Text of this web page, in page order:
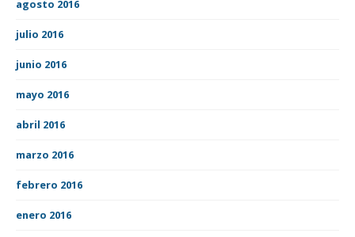
agosto 2016
julio 2016
junio 2016
mayo 2016
abril 2016
marzo 2016
febrero 2016
enero 2016